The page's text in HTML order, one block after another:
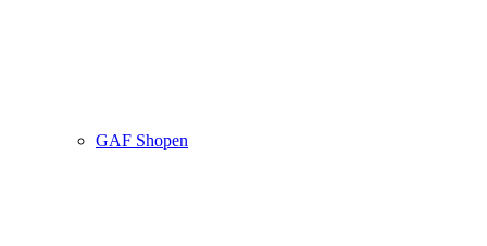
GAF Shopen